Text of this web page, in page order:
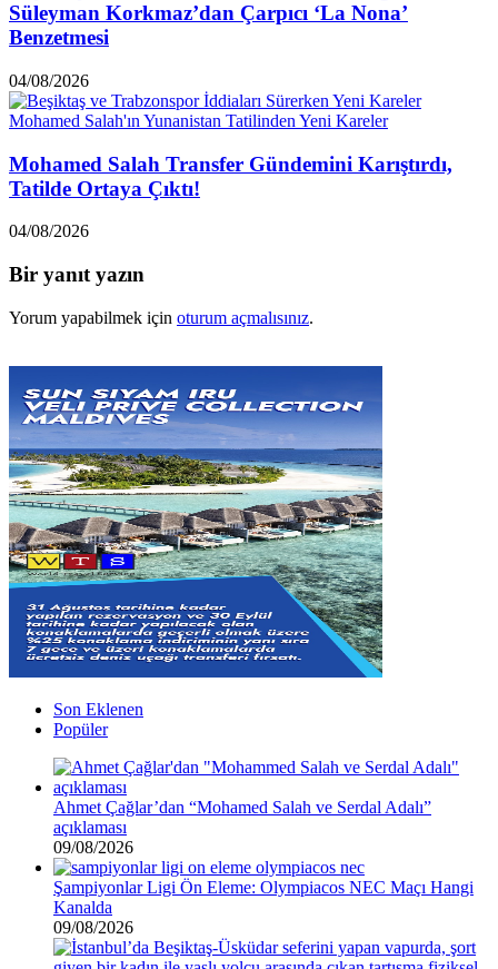
Süleyman Korkmaz’dan Çarpıcı ‘La Nona’
Benzetmesi
04/08/2026
Mohamed Salah Transfer Gündemini Karıştırdı,
Tatilde Ortaya Çıktı!
04/08/2026
Bir yanıt yazın
Yorum yapabilmek için oturum açmalısınız.
Son Eklenen
Popüler
Ahmet Çağlar’dan “Mohamed Salah ve Serdal Adalı”
açıklaması
09/08/2026
Şampiyonlar Ligi Ön Eleme: Olympiacos NEC Maçı Hangi
Kanalda
09/08/2026